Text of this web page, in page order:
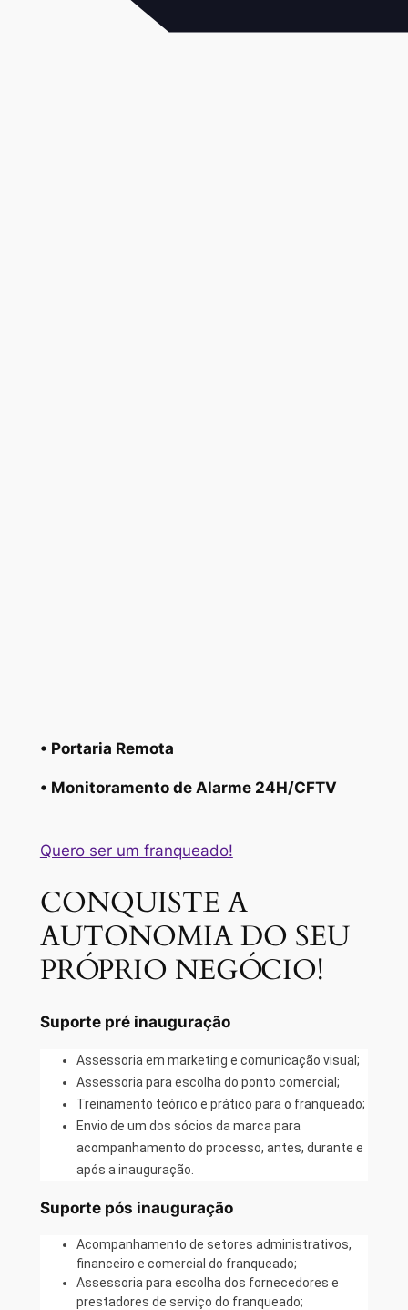
• Portaria Remota
• Monitoramento de Alarme 24H/CFTV
Quero ser um franqueado!
CONQUISTE A
AUTONOMIA DO SEU
PRÓPRIO NEGÓCIO!
Suporte pré inauguração
Assessoria em marketing e comunicação visual;
Assessoria para escolha do ponto comercial;
Treinamento teórico e prático para o franqueado;
Envio de um dos sócios da marca para
acompanhamento do processo, antes, durante e
após a inauguração.
Suporte pós inauguração
Acompanhamento de setores administrativos,
financeiro e comercial do franqueado;
Assessoria para escolha dos fornecedores e
prestadores de serviço do franqueado;